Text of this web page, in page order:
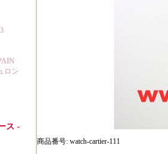
商品番号: watch-cartier-111